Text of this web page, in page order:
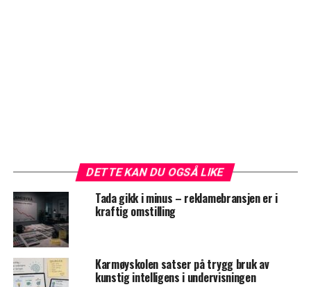
DETTE KAN DU OGSÅ LIKE
Tada gikk i minus – reklamebransjen er i
kraftig omstilling
Karmøyskolen satser på trygg bruk av
kunstig intelligens i undervisningen